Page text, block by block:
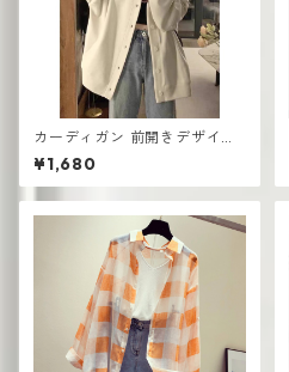
カーディガン 前開きデザイン
厚手 レディース ゆったりシル
エット
¥1,680